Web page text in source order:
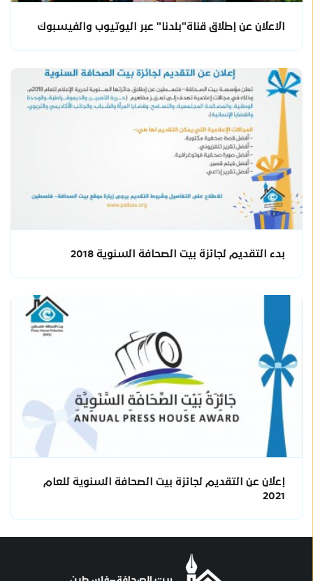
الاعلان عن إطلاق قناة"بلدنا" عبر اليوتيوب والفيسبوك
بدء التقديم لجائزة بيت الصحافة السنوية 2018
إعلان عن التقديم لجائزة بيت الصحافة السنوية للعام
2021